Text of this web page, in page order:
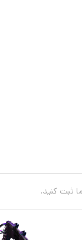
ثبت کنید.